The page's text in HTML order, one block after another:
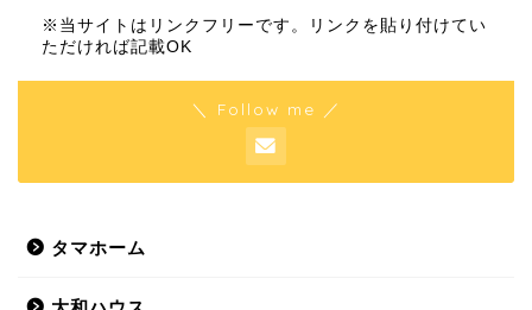
※当サイトはリンクフリーです。リンクを貼り付けてい
ただければ記載OK
＼ Follow me ／
タマホーム